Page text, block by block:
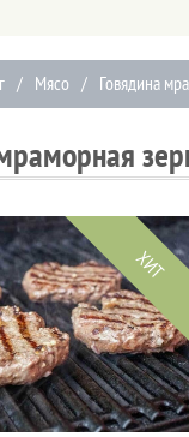
/ Мясо / Говядина
ХИТ